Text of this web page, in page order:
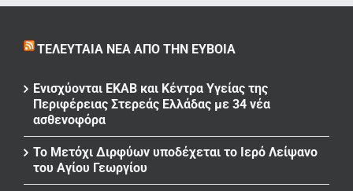
ΤΕΛΕΥΤΑΊΑ ΝΈΑ ΑΠΌ ΤΗΝ ΕΎΒΟΙΑ
Ενισχύονται ΕΚΑΒ και Κέντρα Υγείας της
Περιφέρειας Στερεάς Ελλάδας με 34 νέα
ασθενοφόρα
Το Μετόχι Διρφύων υποδέχεται το Ιερό Λείψανο
του Αγίου Γεωργίου